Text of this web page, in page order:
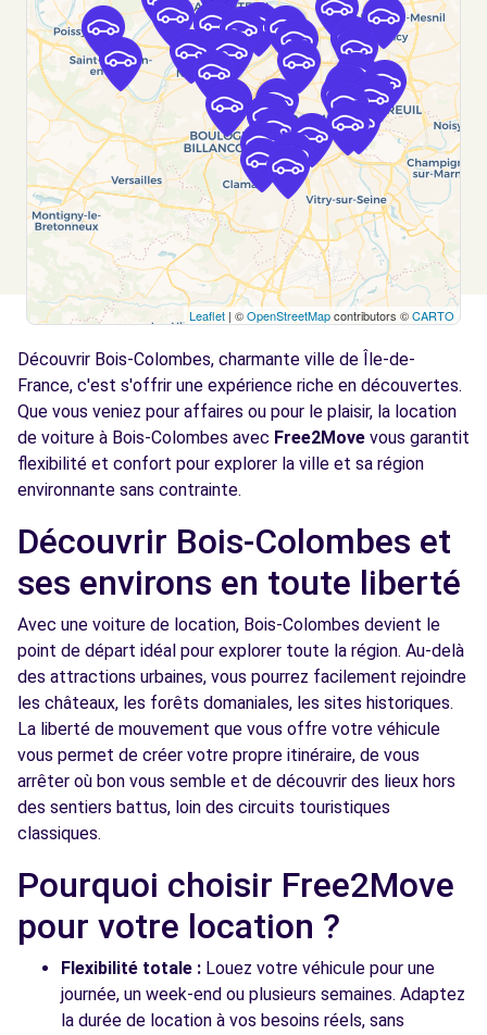
Free2move Rent - S&You - NANTERRE (F)
3.1 km
49 Rue Noël Pons
NANTERRE, 92000
Voir l'agence
Free2move Rent - S&You - NANTERRE (C)
3.1 km
49 Rue Noël Pons
NANTERRE, 92000
Free2move Rent - CARLA - ARGENTEUIL
3.5 km
10 AVENUE DU PARC
ARGENTEUIL, 95100
Free2move Rent - SHIFTLINE - PUTEAUX
3.6 km
RUE JEAN JAURÈS
PUTEAUX, 92800
Voir l'agence
Free2Move Rent - CONFORT AUTO -
CLICHY (C)
3.7
10 RUE MADAME DE SANZILLON
Voir l'agence
Voir toutes les agences
Leaflet | ©OpenStreetMapcontributors ©CARTO
Découvrir Bois-Colombes, charmante ville de Île-de-
France, c'est s'offrir une expérience riche en découvertes.
Que vous veniez pour affaires ou pour le plaisir, la location
de voiture à Bois-Colombes avec Free2Move vous garantit
flexibilité et confort pour explorer la ville et sa région
environnante sans contrainte.
Découvrir Bois-Colombes et
ses environs en toute liberté
Avec une voiture de location, Bois-Colombes devient le
point de départ idéal pour explorer toute la région. Au-delà
des attractions urbaines, vous pourrez facilement rejoindre
les châteaux, les forêts domaniales, les sites historiques.
La liberté de mouvement que vous offre votre véhicule
vous permet de créer votre propre itinéraire, de vous
arrêter où bon vous semble et de découvrir des lieux hors
des sentiers battus, loin des circuits touristiques
classiques.
Pourquoi choisir Free2Move
pour votre location ?
Flexibilité totale : Louez votre véhicule pour une
journée, un week-end ou plusieurs semaines. Adaptez
la durée de location à vos besoins réels, sans